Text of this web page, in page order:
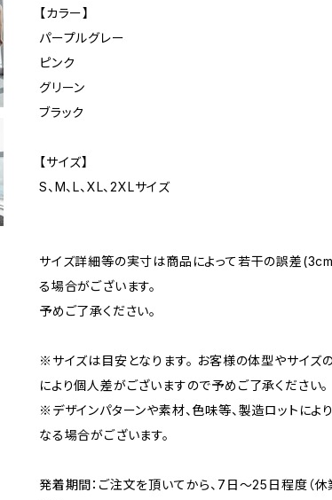
【カラー】
パープルグレー
ピンク
グリーン
ブラック
【サイズ】
S、M、L、XL、2XLサイズ
サイズ詳細等の実寸は商品によって若干の誤差
る場合がございます。
予めご了承ください。
※サイズは目安となります。 お客様の体型やサイズ
により個人差がございますので予めご了承ください。
※デザインパターンや素材、色味等、製造ロットによ
なる場合がございます。
発着期間：ご注文を頂いてから、7日〜25日程度（休